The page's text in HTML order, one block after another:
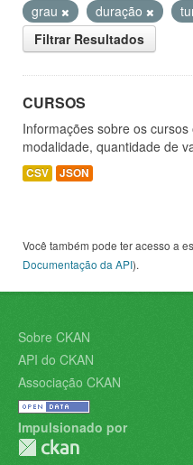
grau
duração
Filtrar Resultados
CURSOS
Informações sobre os
modalidade, quantidade de
CSV JSON
Você também pode ter acesso a
Documentação da API).
Sobre CKAN
API do CKAN
Associação CKAN
Impulsionado por